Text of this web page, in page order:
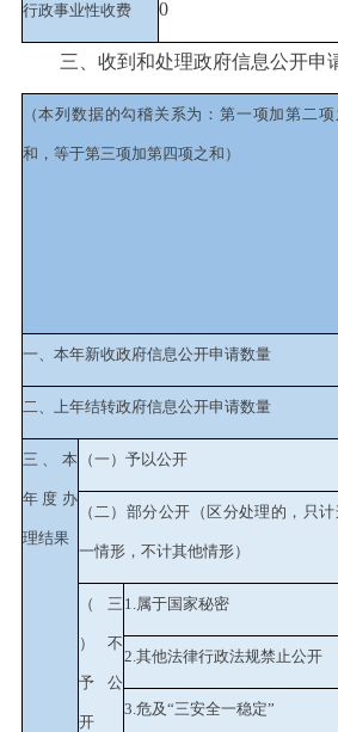
行政事业性收费 0
三、收到和处理政府信息公开申
（本列数据的勾稽关系为：第一项加第二项
和，等于第三项加第四项之和）
一、本年新收政府信息公开申请数量
二、上年结转政府信息公开申请数量
三、本
年度办
理结果
（一）予以公开
（二）部分公开 （区分处理的，只
一情形，不计其他情形）
（三
）不
予公
开
1.属于国家秘密
2.其他法律行政法规禁止公开
3.危及“三安全一稳定”